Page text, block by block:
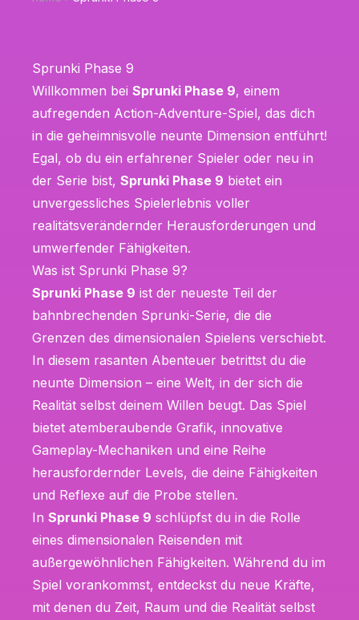
Sprunki Phase 9
Willkommen bei Sprunki Phase 9, einem
aufregenden Action-Adventure-Spiel, das dich
in die geheimnisvolle neunte Dimension entführt!
Egal, ob du ein erfahrener Spieler oder neu in
der Serie bist, Sprunki Phase 9 bietet ein
unvergessliches Spielerlebnis voller
realitätsverändernder Herausforderungen und
umwerfender Fähigkeiten.
Was ist Sprunki Phase 9?
Sprunki Phase 9 ist der neueste Teil der
bahnbrechenden Sprunki-Serie, die die
Grenzen des dimensionalen Spielens verschiebt.
In diesem rasanten Abenteuer betrittst du die
neunte Dimension – eine Welt, in der sich die
Realität selbst deinem Willen beugt. Das Spiel
bietet atemberaubende Grafik, innovative
Gameplay-Mechaniken und eine Reihe
herausfordernder Levels, die deine Fähigkeiten
und Reflexe auf die Probe stellen.
In Sprunki Phase 9 schlüpfst du in die Rolle
eines dimensionalen Reisenden mit
außergewöhnlichen Fähigkeiten. Während du im
Spiel vorankommst, entdeckst du neue Kräfte,
mit denen du Zeit, Raum und die Realität selbst